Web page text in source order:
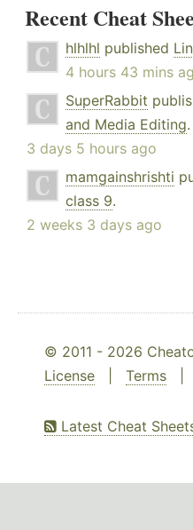
Recent Cheat
hlhlhl published
4 hours 43 mins
SuperRabbit
and Media Editing.
3 days 5 hours ago
mamgainshrishti
class 9.
2 weeks 3 days ago
© 2011 - 2026
License
Terms
Latest Cheat